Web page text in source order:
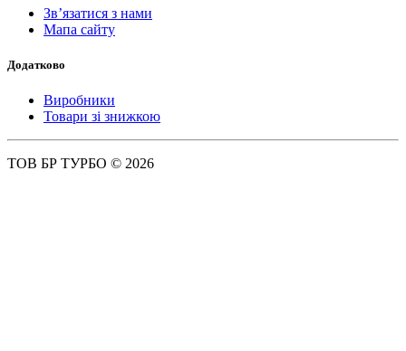
Зв’язатися з нами
Мапа сайту
Додатково
Виробники
Товари зі знижкою
ТОВ БР ТУРБО © 2026